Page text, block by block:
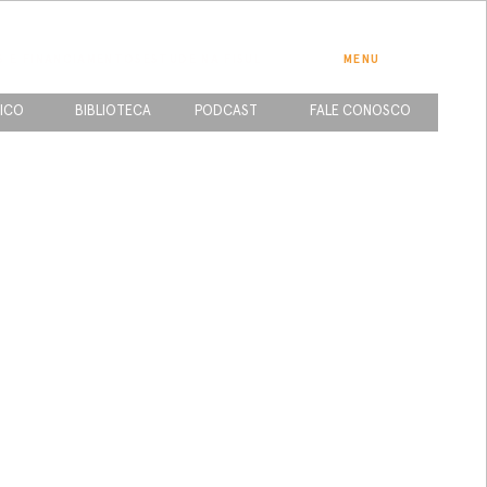
MENU
BIBLIOTECA PODCAST FALE CONOSCO